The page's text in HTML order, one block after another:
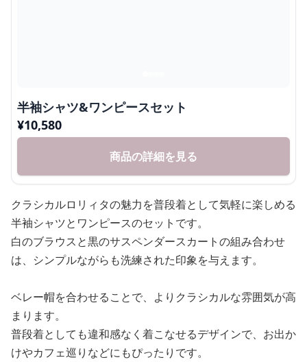
半袖シャツ&ワンピースセット
¥10,580
商品の詳細を見る
クラシカルロリィタの魅力を普段着として気軽に楽しめる
半袖シャツとワンピースのセットです。
白のブラウスと黒のサスペンダースカートの組み合わせ
は、シンプルながらも洗練された印象を与えます。
ベレー帽を合わせることで、よりクラシカルな雰囲気が高
まります。
普段着としても違和感なく着こなせるデザインで、お出か
けやカフェ巡りなどにもぴったりです。